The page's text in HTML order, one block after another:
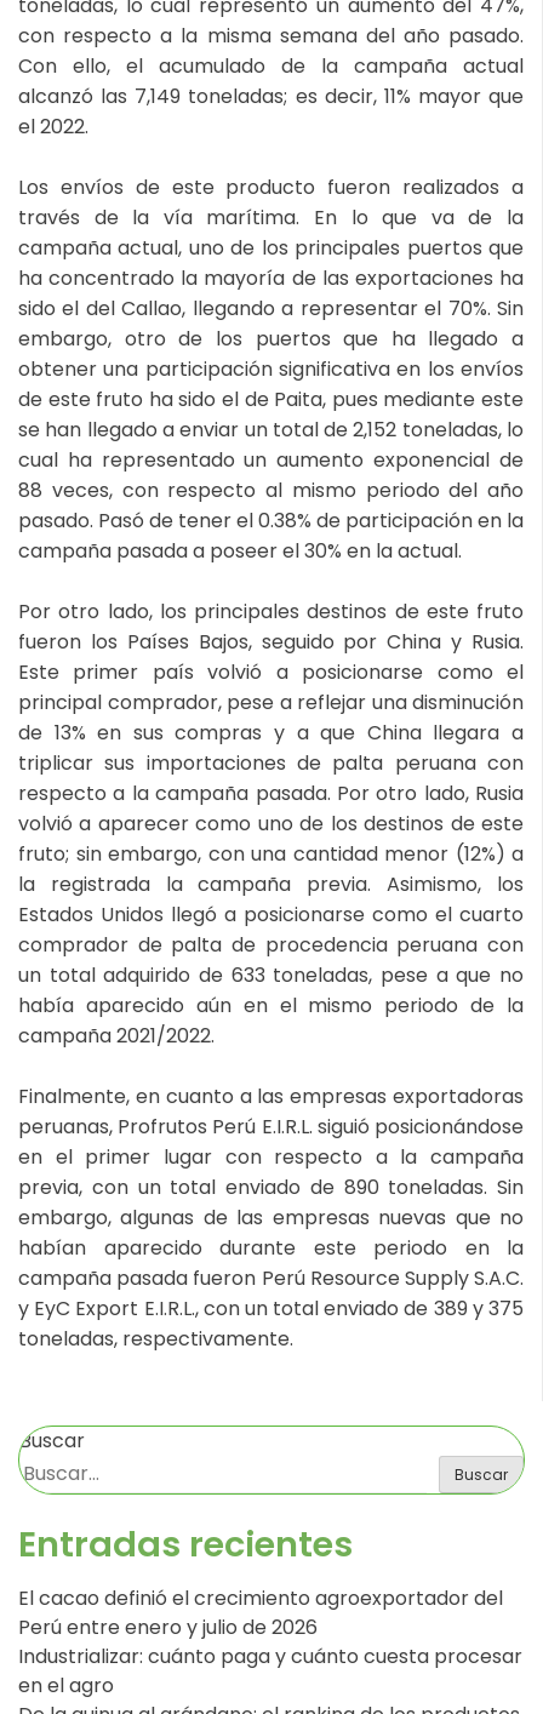
con respecto a la misma semana del año pasado.
Con ello, el acumulado de la campaña actual
alcanzó las 7,149 toneladas; es decir, 11% mayor que
el 2022.
Los envíos de este producto fueron realizados a
través de la vía marítima. En lo que va de la
campaña actual, uno de los principales puertos que
ha concentrado la mayoría de las exportaciones ha
sido el del Callao, llegando a representar el 70%. Sin
embargo, otro de los puertos que ha llegado a
obtener una participación significativa en los envíos
de este fruto ha sido el de Paita, pues mediante este
se han llegado a enviar un total de 2,152 toneladas, lo
cual ha representado un aumento exponencial de
88 veces, con respecto al mismo periodo del año
pasado. Pasó de tener el 0.38% de participación en la
campaña pasada a poseer el 30% en la actual.
Por otro lado, los principales destinos de este fruto
fueron los Países Bajos, seguido por China y Rusia.
Este primer país volvió a posicionarse como el
principal comprador, pese a reflejar una disminución
de 13% en sus compras y a que China llegara a
triplicar sus importaciones de palta peruana con
respecto a la campaña pasada. Por otro lado, Rusia
volvió a aparecer como uno de los destinos de este
fruto; sin embargo, con una cantidad menor (12%) a
la registrada la campaña previa. Asimismo, los
Estados Unidos llegó a posicionarse como el cuarto
comprador de palta de procedencia peruana con
un total adquirido de 633 toneladas, pese a que no
había aparecido aún en el mismo periodo de la
campaña 2021/2022.
Finalmente, en cuanto a las empresas exportadoras
peruanas, Profrutos Perú E.I.R.L. siguió posicionándose
en el primer lugar con respecto a la campaña
previa, con un total enviado de 890 toneladas. Sin
embargo, algunas de las empresas nuevas que no
habían aparecido durante este periodo en la
campaña pasada fueron Perú Resource Supply S.A.C.
y EyC Export E.I.R.L., con un total enviado de 389 y 375
toneladas, respectivamente.
Buscar
Buscar
Entradas recientes
El cacao definió el crecimiento agroexportador del
Perú entre enero y julio de 2026
Industrializar: cuánto paga y cuánto cuesta procesar
en el agro